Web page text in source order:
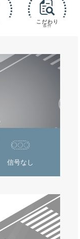
こだわり
条件
信号なし